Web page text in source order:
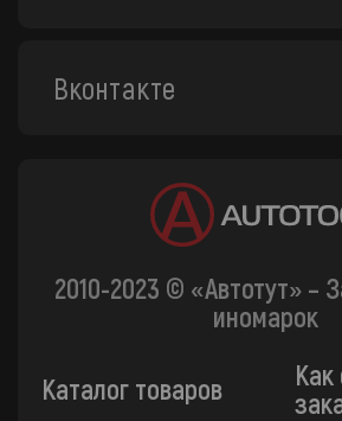
Вконтакте
2010-2023 © «Автотут» –
иномарок
Каталог товаров
Как